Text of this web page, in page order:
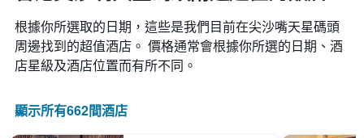
根據你所選取的日期，這些是我們目前在尖沙嘴天星碼頭​
周邊找到的超值​酒店。 價格通常會根據你所選的日期、酒
店星級及酒店位置而有所不同。
顯示所有662間酒店